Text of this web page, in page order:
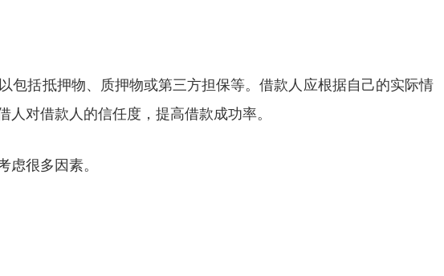
括抵押物、质押物或第三方担保等。借款人应根据自己的实际情
对借款人的信任度，提高借款成功率。
很多因素。